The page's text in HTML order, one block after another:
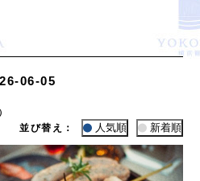
06-05
並び替え： 人気順 新着順